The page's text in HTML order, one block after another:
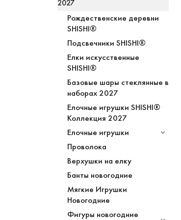
2027
Рождественские деревни
SHISHI®
Подсвечники SHISHI®
Елки искусственные
SHISHI®
Базовые шары стеклянные в
наборах 2027
Елочные игрушки SHISHI®
Коллекция 2027
Елочные игрушки
Проволока
Верхушки на елку
Банты новогодние
Мягкие Игрушки
Новогодние
Фигуры новогодние